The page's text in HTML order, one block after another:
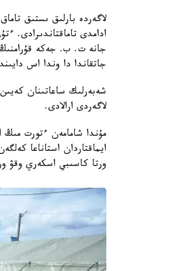
ادامدى تاماقتاندىرادى.
جانە ت. ب. جەكە
جاتقاندا دا وندا اس
شەبەرلىك ساعاتىنان
لاگەردى ارالادى.
ايماقتاردان استاناعا
ورتا كاسىبي اسكەري وقۋ